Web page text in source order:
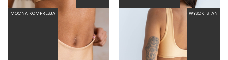
MOCNA KOMPRESJA WYSOKI STAN